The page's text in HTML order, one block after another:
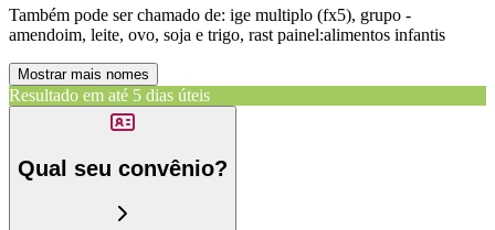
Também pode ser chamado de: ige multiplo (fx5), grupo -
amendoim, leite, ovo, soja e trigo, rast painel:alimentos infantis
Mostrar mais nomes
Resultado em até 5 dias úteis
Qual seu convênio?